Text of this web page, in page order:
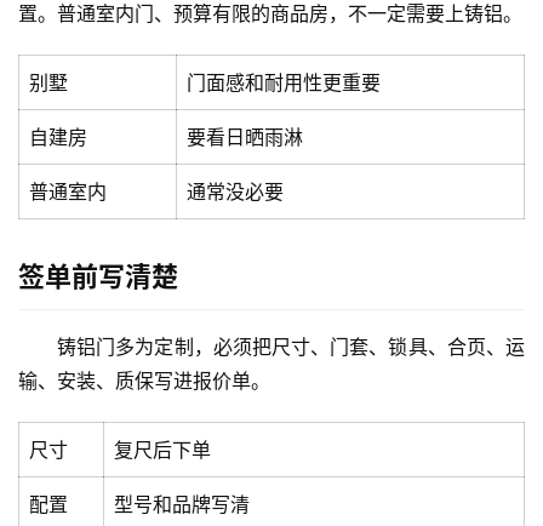
套
安
装
安
装
维
讯
联
系
我
置。普通室内门、预算有限的商品房，不一定需要上铸铝。
别墅 门面感和耐用性更重要
自建房 要看日晒雨淋
普通室内 通常没必要
签单前写清楚
铸铝门多为定制，必须把尺寸、门套、锁具、合页、运
输、安装、质保写进报价单。
尺寸 复尺后下单
配置 型号和品牌写清